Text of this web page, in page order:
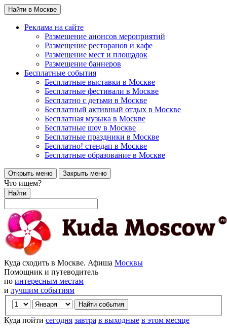
Найти в Москве
Реклама на сайте
Размещение анонсов мероприятий
Размещение ресторанов и кафе
Размещение мест и площадок
Размещение баннеров
Бесплатные события
Бесплатные выставки в Москве
Бесплатные фестивали в Москве
Бесплатно с детьми в Москве
Бесплатный активный отдых в Москве
Бесплатная музыка в Москве
Бесплатные шоу в Москве
Бесплатные праздники в Москве
Бесплатно! стендап в Москве
Бесплатные образование в Москве
Открыть меню Закрыть меню
Что ищем?
Найти
Куда сходить в Москве. Афиша Москвы
Помощник и путеводитель
по интересным местам
и лучшим событиям
Куда пойти сегодня завтра в выходные в этом месяце